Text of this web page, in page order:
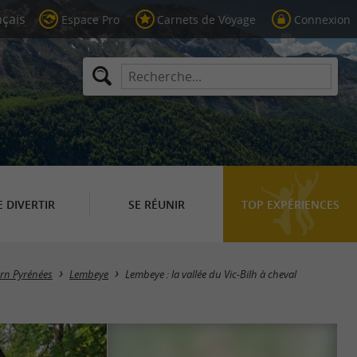
Espace Pro Carnets de Voyage Connexion
DIVERTIR SE RÉUNIR TOP EXPÉRIENCES
Pyrénées Lembeye Lembeye : la vallée du Vic-Bilh à cheval